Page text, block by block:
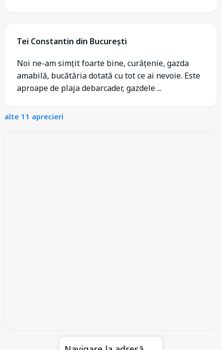
Tei Constantin din București
Noi ne-am simțit foarte bine, curățenie, gazda
amabilă, bucătăria dotată cu tot ce ai nevoie. Este
aproape de plaja debarcader, gazdele ...
alte 11 aprecieri